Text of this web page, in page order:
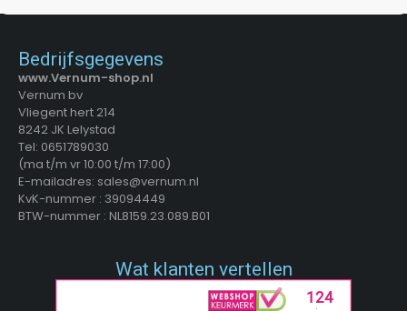
Bedrijfsgegevens
www.Vernum-shop.nl
Vernum bv
Vliegent hert 214
8242 JK Lelystad
Tel: 0651789030
(ma t/m vr 10:00 t/m 17:00)
E-mailadres: sales@vernum.nl
KvK-nummer : 39094449
BTW-nummer : NL8159.23.089.B01
Wat klanten vertellen